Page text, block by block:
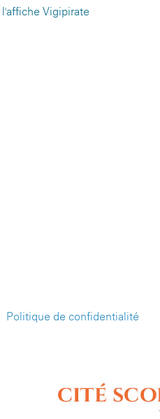
l'affiche Vigipirate
Politique de confidentialité